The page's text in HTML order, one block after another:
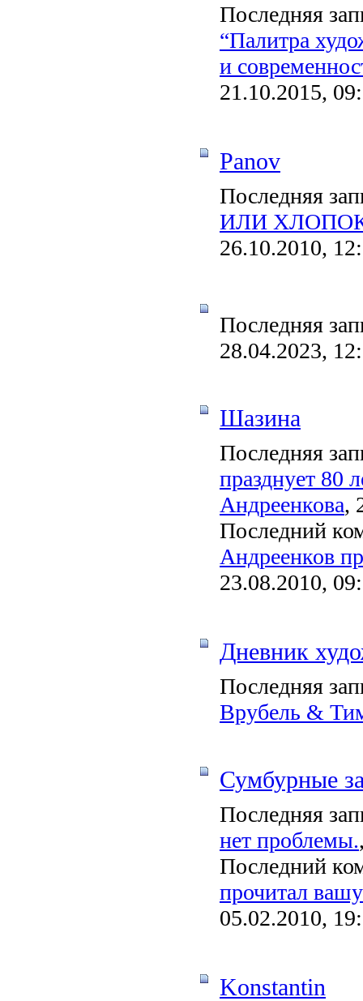
Последняя
“Палитра
и
21.10.2015,
Panov
Последняя
ИЛИ ХЛОПОК?
26.10.2010,
Последняя
28.04.2023,
Шазина
Последняя
празднует 80
Андреенкова,
Последний
Андреенков
23.08.2010,
Дневник
Последняя
Врубель &
Сумбурные
Последняя
нет проблемы.
Последний
прочитал
05.02.2010,
Konstantin